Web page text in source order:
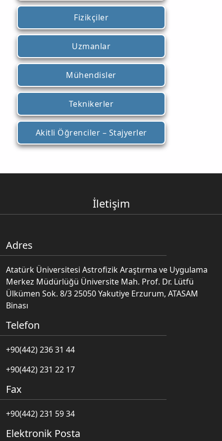
Fizikçiler
Uzmanlar
Mühendisler
Teknikerler
Akitli Öğrenciler – Stajyerler
İletişim
Adres
Atatürk Üniversitesi Astrofizik Araştırma ve Uygulama
Merkez Müdürlüğü Üniversite Mah. Prof. Dr. Lütfü
Ülkümen Sok. 8/3 25050 Yakutiye Erzurum, ATASAM
Binası
Telefon
+90(442) 236 31 44
+90(442) 231 22 17
Fax
+90(442) 231 59 34
Elektronik Posta